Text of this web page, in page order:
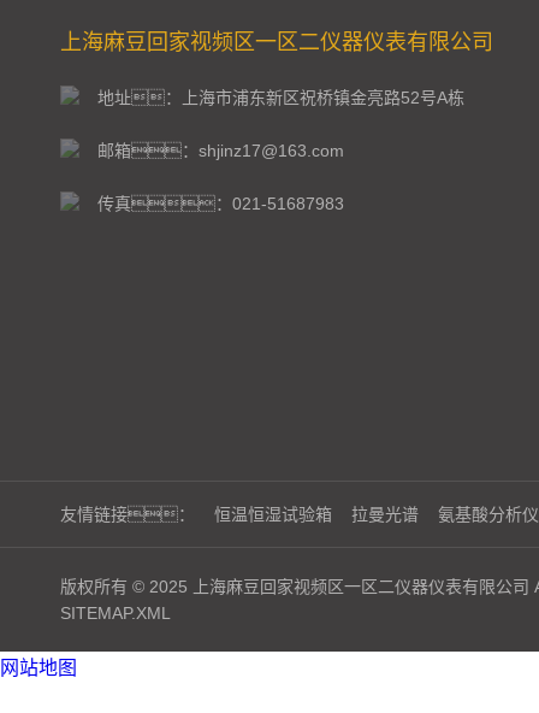
上海麻豆回家视频区一区二仪器仪表有限公司
地址：上海市浦东新区祝桥镇金亮路52号A栋
邮箱：shjinz17@163.com
传真：021-51687983
友情链接： 恒温恒湿试验箱 拉曼光谱 氨基酸分析仪
版权所有 © 2025 上海麻豆回家视频区一区二仪器仪表有限公司
SITEMAP.XML
网站地图